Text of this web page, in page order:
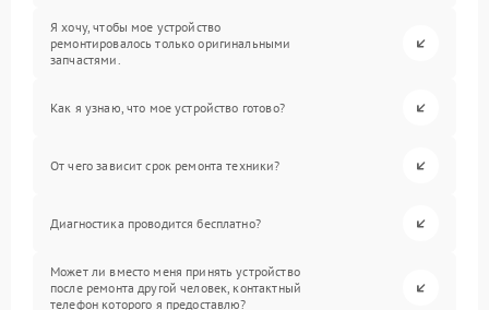
Я хочу, чтобы мое устройство
ремонтировалось только оригинальными
запчастями.
Как я узнаю, что мое устройство готово?
От чего зависит срок ремонта техники?
Диагностика проводится бесплатно?
Может ли вместо меня принять устройство
после ремонта другой человек, контактный
телефон которого я предоставлю?